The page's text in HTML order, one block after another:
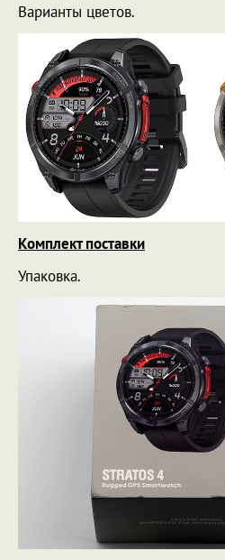
Варианты цветов.
Комплект поставки
Упаковка.